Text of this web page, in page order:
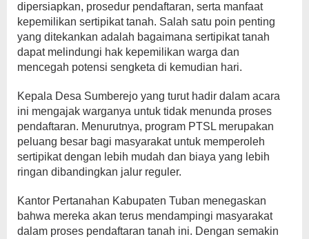
dipersiapkan, prosedur pendaftaran, serta manfaat
kepemilikan sertipikat tanah. Salah satu poin penting
yang ditekankan adalah bagaimana sertipikat tanah
dapat melindungi hak kepemilikan warga dan
mencegah potensi sengketa di kemudian hari.
Kepala Desa Sumberejo yang turut hadir dalam acara
ini mengajak warganya untuk tidak menunda proses
pendaftaran. Menurutnya, program PTSL merupakan
peluang besar bagi masyarakat untuk memperoleh
sertipikat dengan lebih mudah dan biaya yang lebih
ringan dibandingkan jalur reguler.
Kantor Pertanahan Kabupaten Tuban menegaskan
bahwa mereka akan terus mendampingi masyarakat
dalam proses pendaftaran tanah ini. Dengan semakin